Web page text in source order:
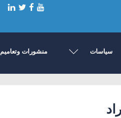
سياسات منشورات وتعاميم